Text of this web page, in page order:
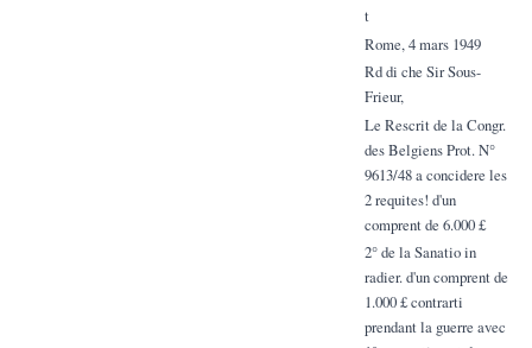
t
Rome, 4 mars 1949
Rd di che Sir Sous-
Frieur,
Le Rescrit de la Congr.
des Belgiens Prot. N°
9613/48 a concidere les
2 requites! d'un
comprent de 6.000 £
2° de la Sanatio in
radier. d'un comprent de
1.000 £ contrarti
prendant la guerre avec